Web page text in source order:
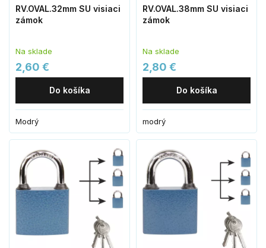
RV.OVAL.32mm SU visiaci
zámok
Na sklade
2,60 €
Do košíka
Modrý
RV.OVAL.38mm SU visiaci
zámok
Na sklade
2,80 €
Do košíka
modrý